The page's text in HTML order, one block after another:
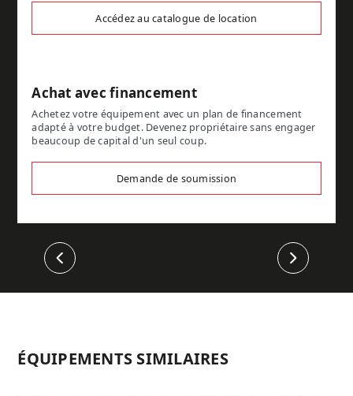
Accédez au catalogue de location
Achat avec financement
Achetez votre équipement avec un plan de financement
adapté à votre budget. Devenez propriétaire sans engager
beaucoup de capital d'un seul coup.
Demande de soumission
Précédent Suivant
ÉQUIPEMENTS SIMILAIRES